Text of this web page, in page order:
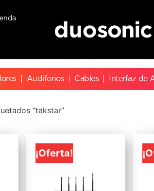
Audífonos Cables Interfaz de
“takstar”
¡Oferta!